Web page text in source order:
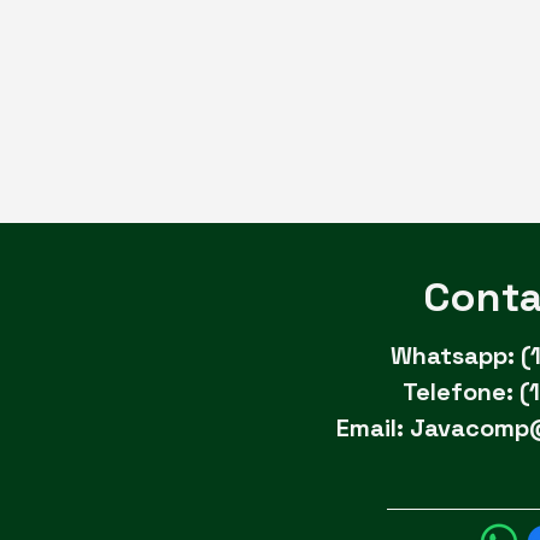
Telefone:
Email:
Whatsapp: